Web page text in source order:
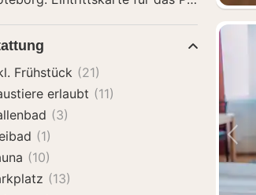
Frühstück (21)
erlaubt (11)
(3)
(1)
(10)
(13)